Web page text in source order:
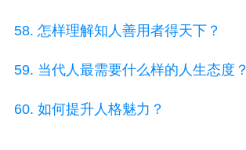
58. 怎样理解知人善用者得天下？
59. 当代人最需要什么样的人生态度？
60. 如何提升人格魅力？